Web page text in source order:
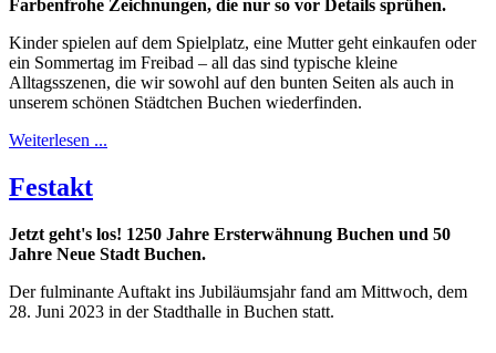
Farbenfrohe Zeichnungen, die nur so vor Details sprühen.
Kinder spielen auf dem Spielplatz, eine Mutter geht einkaufen oder
ein Sommertag im Freibad – all das sind typische kleine
Alltagsszenen, die wir sowohl auf den bunten Seiten als auch in
unserem schönen Städtchen Buchen wiederfinden.
Weiterlesen ...
Festakt
Jetzt geht's los! 1250 Jahre Ersterwähnung Buchen und 50
Jahre Neue Stadt Buchen.
Der fulminante Auftakt ins Jubiläumsjahr fand am Mittwoch, dem
28. Juni 2023 in der Stadthalle in Buchen statt.